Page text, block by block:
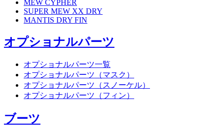
MEW CYPHER
SUPER MEW XX DRY
MANTIS DRY FIN
オプショナルパーツ
オプショナルパーツ一覧
オプショナルパーツ（マスク）
オプショナルパーツ（スノーケル）
オプショナルパーツ（フィン）
ブーツ